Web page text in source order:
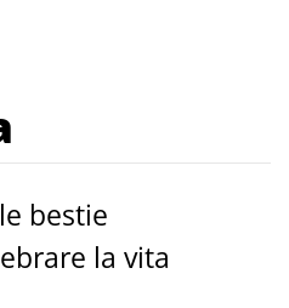
bestie
la vita